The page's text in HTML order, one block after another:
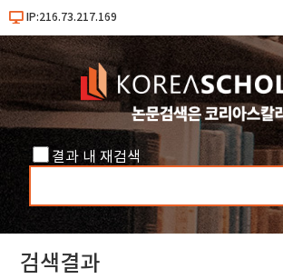
IP:216.73.217.169
결과 내 재검색
검색결과